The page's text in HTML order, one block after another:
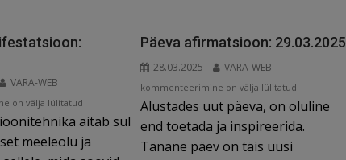
VARA-WEB
on välja lülitatud
aitab sul
meeleolu ja
Päeva afirmatsioon: 29.03.2025
28.03.2025 VARA-WEB
Päeva
afirmatsioon:
29.03.2025
kommenteerimine on välja lülitatud
Alustades uut päeva, on oluline
end toetada ja inspireerida.
Tänane päev on täis uusi